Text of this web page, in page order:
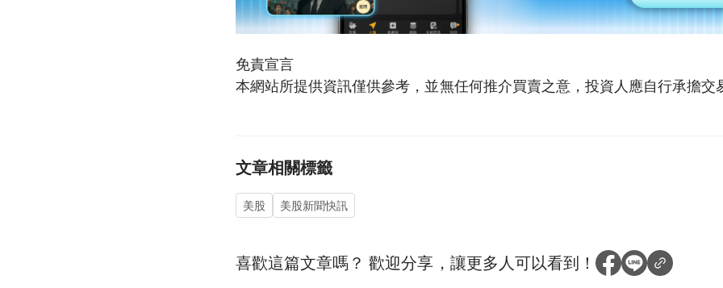
免責宣言
本網站所提供資訊僅供參考，並無任何推介買賣之意，投資人應自行承擔交
文章相關標籤
美股 美股新聞快訊
喜歡這篇文章嗎？歡迎分享，讓更多人可以看到！